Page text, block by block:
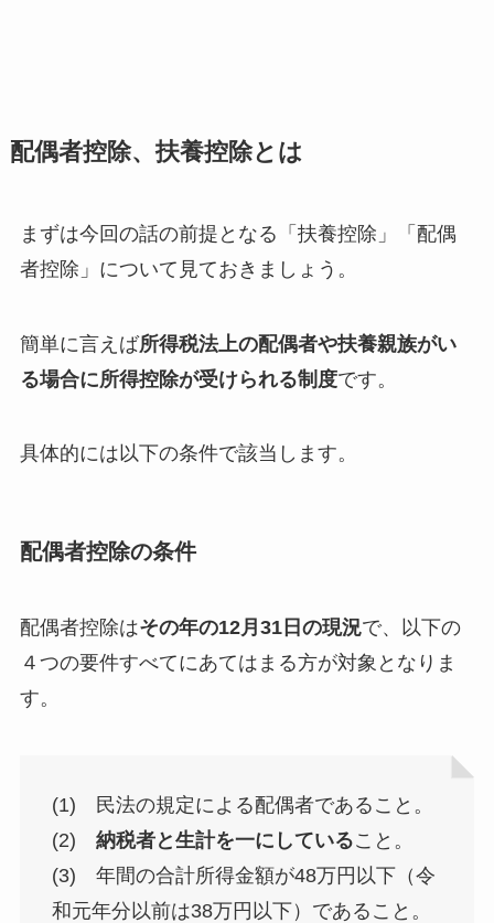
配偶者控除、扶養控除とは
まずは今回の話の前提となる「扶養控除」「配偶
者控除」について見ておきましょう。
簡単に言えば所得税法上の配偶者や扶養親族がい
る場合に所得控除が受けられる制度です。
具体的には以下の条件で該当します。
配偶者控除の条件
配偶者控除はその年の12月31日の現況で、以下の
４つの要件すべてにあてはまる方が対象となりま
す。
(1) 民法の規定による配偶者であること。
(2) 納税者と生計を一にしていること。
(3) 年間の合計所得金額が48万円以下（令
和元年分以前は38万円以下）であること。